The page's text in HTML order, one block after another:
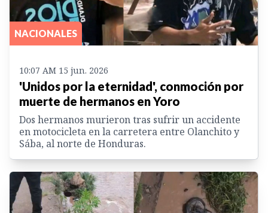
NACIONALES
10:07 AM 15 jun. 2026
'Unidos por la eternidad', conmoción por
muerte de hermanos en Yoro
Dos hermanos murieron tras sufrir un accidente
en motocicleta en la carretera entre Olanchito y
Sába, al norte de Honduras.